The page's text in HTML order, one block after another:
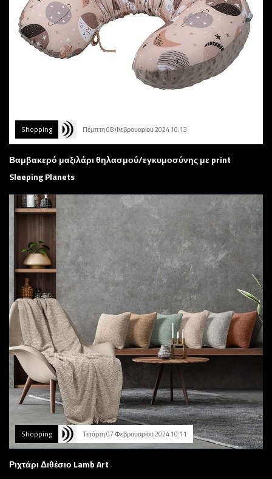
Shopping Πέμπτη 08 Φεβρουαρίου 2024 10:13
Βαμβακερό μαξιλάρι θηλασμού/εγκυμοσύνης με print
Sleeping Planets
Shopping Τετάρτη 07 Φεβρουαρίου 2024 10:11
Ριχτάρι Διθέσιο Lamb Art